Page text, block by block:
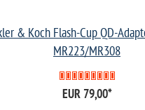
& Koch Flash-Cup QD-
MR223/MR308
EUR 79,00*